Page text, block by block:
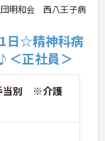
団明和会 西八王子病
日☆精神科病
＜正社員＞
当別 ※介護